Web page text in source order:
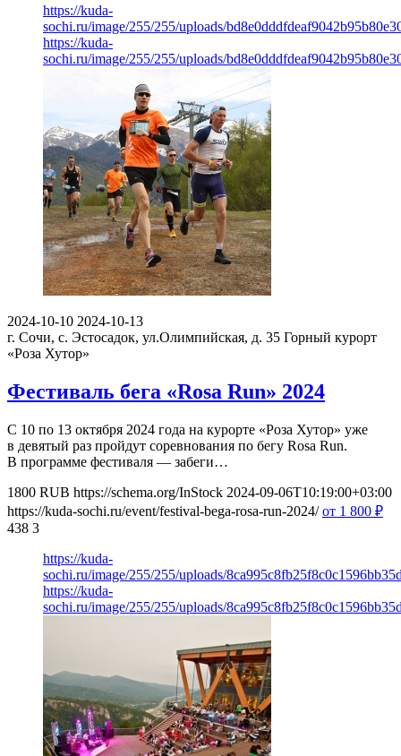
https://kuda-
sochi.ru/image/255/255/uploads/
https://kuda-
sochi.ru/image/255/255/uploads/
2024-10-10 2024-10-13
г. Сочи, с. Эстосадок, ул.Олимпийская, д. 35 Горный курорт
«Роза Хутор»
Фестиваль бега «Rosa Run» 2024
С 10 по 13 октября 2024 года на курорте «Роза Хутор» уже
в девятый раз пройдут соревнования по бегу Rosa Run.
В программе фестиваля — забеги…
1800 RUB https://schema.org/InStock 2024-09-06T10:19:00+03:00
https://kuda-sochi.ru/event/festival-bega-rosa-run-2024/ от 1 800 ₽
438 3
https://kuda-
sochi.ru/image/255/255/uploads/
https://kuda-
sochi.ru/image/255/255/uploads/